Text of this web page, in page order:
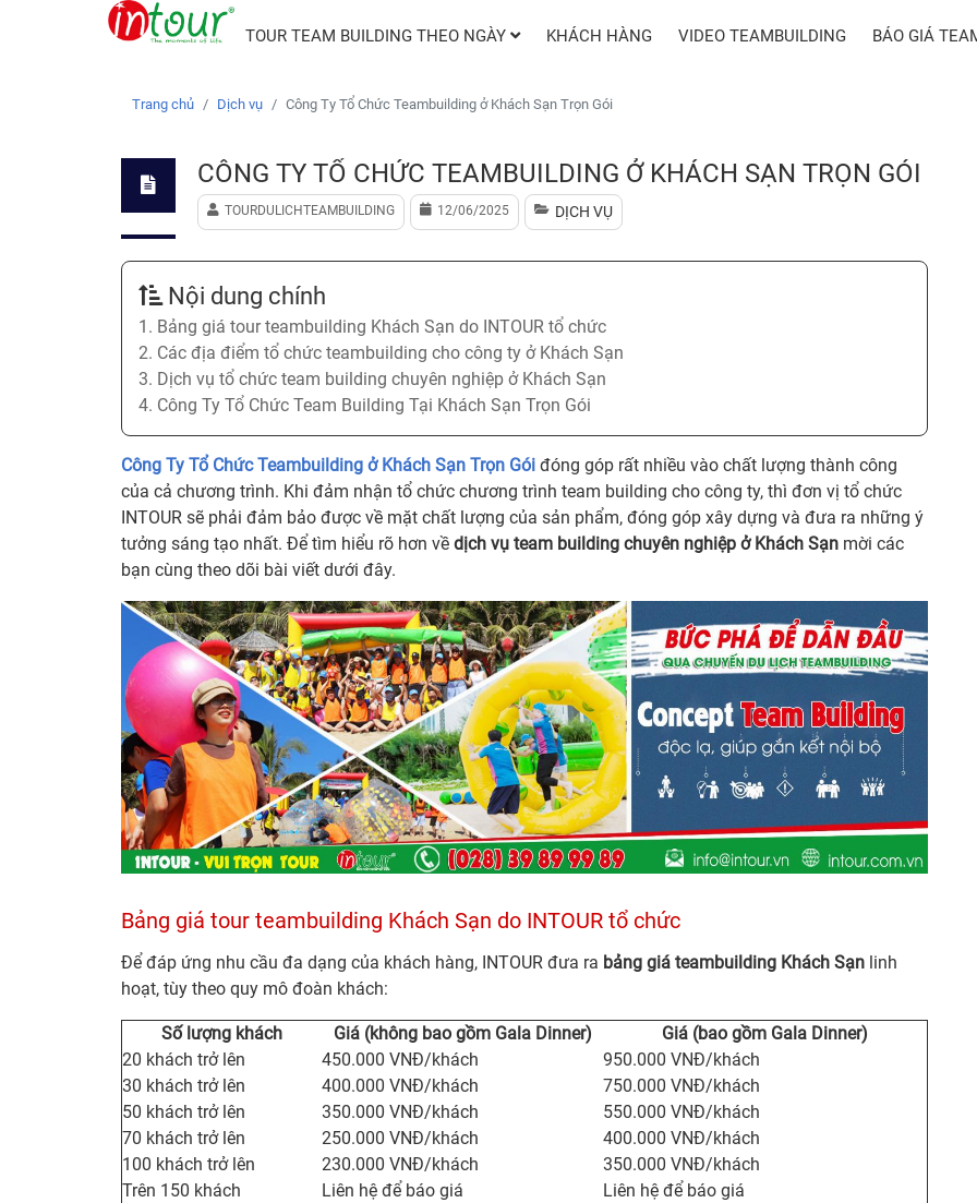
TOUR TEAM BUILDING THEO NGÀY KHÁCH HÀNG VIDEO TEAMBUILDING BÁO GIÁ
Trang chủ Dịch vụ Công Ty Tổ Chức Teambuilding ở Khách Sạn Trọn Gói
CÔNG TY TỔ CHỨC TEAMBUILDING Ở KHÁCH SẠN TRỌN GÓI
TOURDULICHTEAMBUILDING 12/06/2025 DỊCH VỤ
Nội dung chính
1. Bảng giá tour teambuilding Khách Sạn do INTOUR tổ chức
2. Các địa điểm tổ chức teambuilding cho công ty ở Khách Sạn
3. Dịch vụ tổ chức team building chuyên nghiệp ở Khách Sạn
4. Công Ty Tổ Chức Team Building Tại Khách Sạn Trọn Gói
Công Ty Tổ Chức Teambuilding ở Khách Sạn Trọn Gói đóng góp rất nhiều vào chất lượng thành công
của cả chương trình. Khi đảm nhận tổ chức chương trình team building cho công ty, thì đơn vị tổ chức
INTOUR sẽ phải đảm bảo được về mặt chất lượng của sản phẩm, đóng góp xây dựng và đưa ra những ý
tưởng sáng tạo nhất. Để tìm hiểu rõ hơn về dịch vụ team building chuyên nghiệp ở Khách Sạn mời các
bạn cùng theo dõi bài viết dưới đây.
Bảng giá tour teambuilding Khách Sạn do INTOUR tổ chức
Để đáp ứng nhu cầu đa dạng của khách hàng, INTOUR đưa ra bảng giá teambuilding Khách Sạn linh
hoạt, tùy theo quy mô đoàn khách:
Số lượng khách Giá (không bao gồm Gala Dinner)
Giá (bao gồm Gala Dinner)
20 khách trở lên
450.000 VNĐ/khách
950.000 VNĐ/khách
30 khách trở lên
400.000 VNĐ/khách
750.000 VNĐ/khách
50 khách trở lên
350.000 VNĐ/khách
550.000 VNĐ/khách
70 khách trở lên
250.000 VNĐ/khách
400.000 VNĐ/khách
100 khách trở lên
230.000 VNĐ/khách
350.000 VNĐ/khách
Trên 150 khách
Liên hệ để báo giá
Liên hệ để báo giá